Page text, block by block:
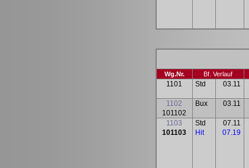
Wg.Nr. Bf. Verlauf
1101 Std 03.11
1102
101102
Bux 03.11
1103
101103
Std
Hit
07.11
07.19